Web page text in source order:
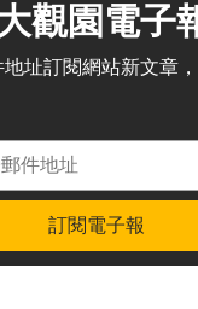
觀園電子
址訂閱網站新文章
訂閱電子報